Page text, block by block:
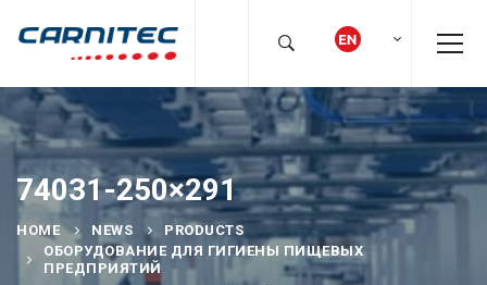
74031-250×291
HOME NEWS
PRODUCTS
ОБОРУДОВАНИЕ ДЛЯ ГИГИЕНЫ ПИЩЕВЫХ
ПРЕДПРИЯТИЙ